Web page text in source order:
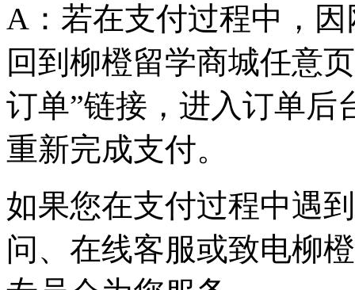
A ：若在支付过程中，
回到柳橙留学商城任意
订单”链接，进入订单后
重新完成支付。
如果您在支付过程中遇
问、在线客服或致电柳